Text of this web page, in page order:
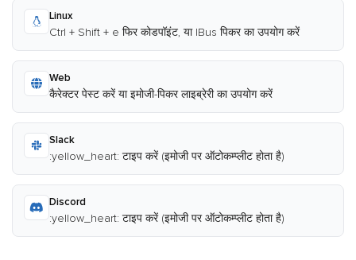
Linux
Ctrl + Shift + e फिर कोडपॉइंट, या IBus पिकर का उपयोग करें
Web
कैरेक्टर पेस्ट करें या इमोजी-पिकर लाइब्रेरी का उपयोग करें
Slack
:yellow_heart: टाइप करें (इमोजी पर ऑटोकम्प्लीट होता है)
Discord
:yellow_heart: टाइप करें (इमोजी पर ऑटोकम्प्लीट होता है)